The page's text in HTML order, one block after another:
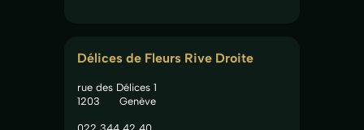
Délices de Fleurs Rive Droite
rue des Délices 1
1203
Genève